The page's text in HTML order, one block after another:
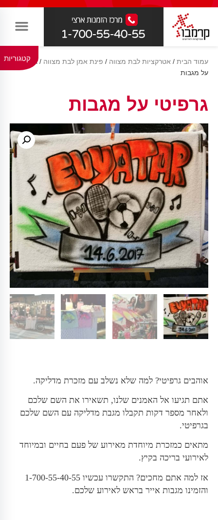
קטגוריות עמוד הבית / אטרקציות לבת מצווה / פינת אמן לבת מצווה / גרפיטי
על מגבות
גרפיטי על מגבות
אוהבים גרפיטי? למה שלא נשלב עם מזכרת מדליקה.
אתם תגיעו אל האמנים שלנו, תשאירו את השם שלכם
ולאחר מספר דקות תקבלו מגבת מדליקה עם השם שלכם
בגרפיטי.
מתאים כמזכרת מיוחדת מאירוע של פעם בחיים ובמיוחד
לאירועי בריכה בקיץ.
אז למה אתם מחכים? התקשרו עכשיו 1-700-55-40-55
והזמינו מגבות אייר בראש לאירוע שלכם.